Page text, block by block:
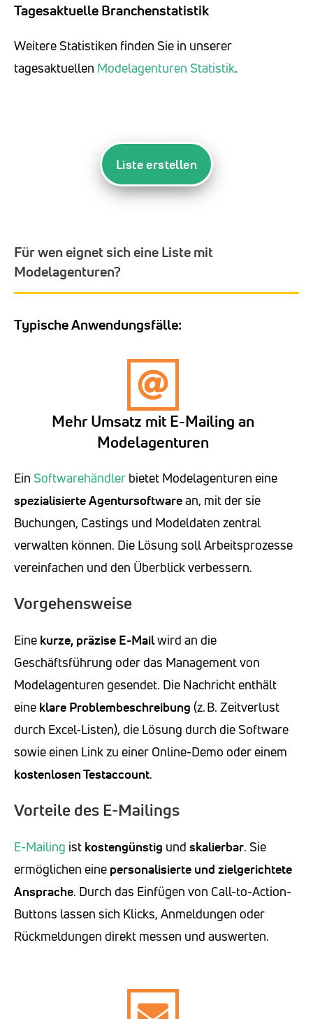
Tagesaktuelle Branchenstatistik
Weitere Statistiken finden Sie in unserer
tagesaktuellen Modelagenturen Statistik.
Liste erstellen
Für wen eignet sich eine Liste mit
Modelagenturen?
Typische Anwendungsfälle:
Mehr Umsatz mit E-Mailing an
Modelagenturen
Ein Softwarehändler bietet Modelagenturen eine
spezialisierte Agentursoftwarean, mit der sie
Buchungen, Castings und Modeldaten zentral
verwalten können. Die Lösung soll Arbeitsprozesse
vereinfachen und den Überblick verbessern.
Vorgehensweise
Eine kurze, präzise E-Mailwird an die
Geschäftsführung oder das Management von
Modelagenturen gesendet. Die Nachricht enthält
eine klare Problembeschreibung (z. B. Zeitverlust
durch Excel-Listen), die Lösung durch die Software
sowie einen Link zu einer Online-Demo oder einem
kostenlosen Testaccount.
Vorteile des E-Mailings
E-Mailing ist kostengünstig und skalierbar. Sie
ermöglichen eine personalisierte und zielgerichtete
Ansprache. Durch das Einfügen von Call-to-Action-
Buttons lassen sich Klicks, Anmeldungen oder
Rückmeldungen direkt messen und auswerten.